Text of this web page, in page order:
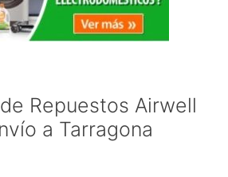
Repuestos Airwell
a Tarragona